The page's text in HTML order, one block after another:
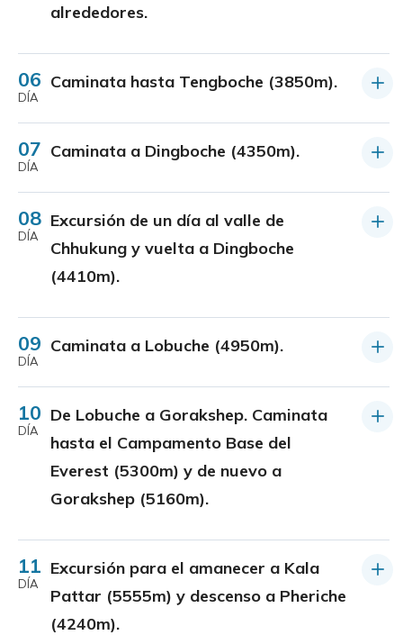
alrededores.
06
DÍA
Caminata hasta Tengboche (3850m).
07
DÍA
Caminata a Dingboche (4350m).
08
DÍA
Excursión de un día al valle de
Chhukung y vuelta a Dingboche
(4410m).
09
DÍA
Caminata a Lobuche (4950m).
10
DÍA
De Lobuche a Gorakshep. Caminata
hasta el Campamento Base del
Everest (5300m) y de nuevo a
Gorakshep (5160m).
11
DÍA
Excursión para el amanecer a Kala
Pattar (5555m) y descenso a Pheriche
(4240m).